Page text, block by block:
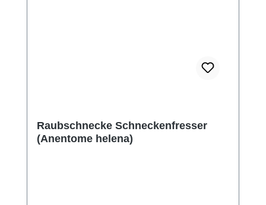
Raubschnecke Schneckenfresser
(Anentome helena)